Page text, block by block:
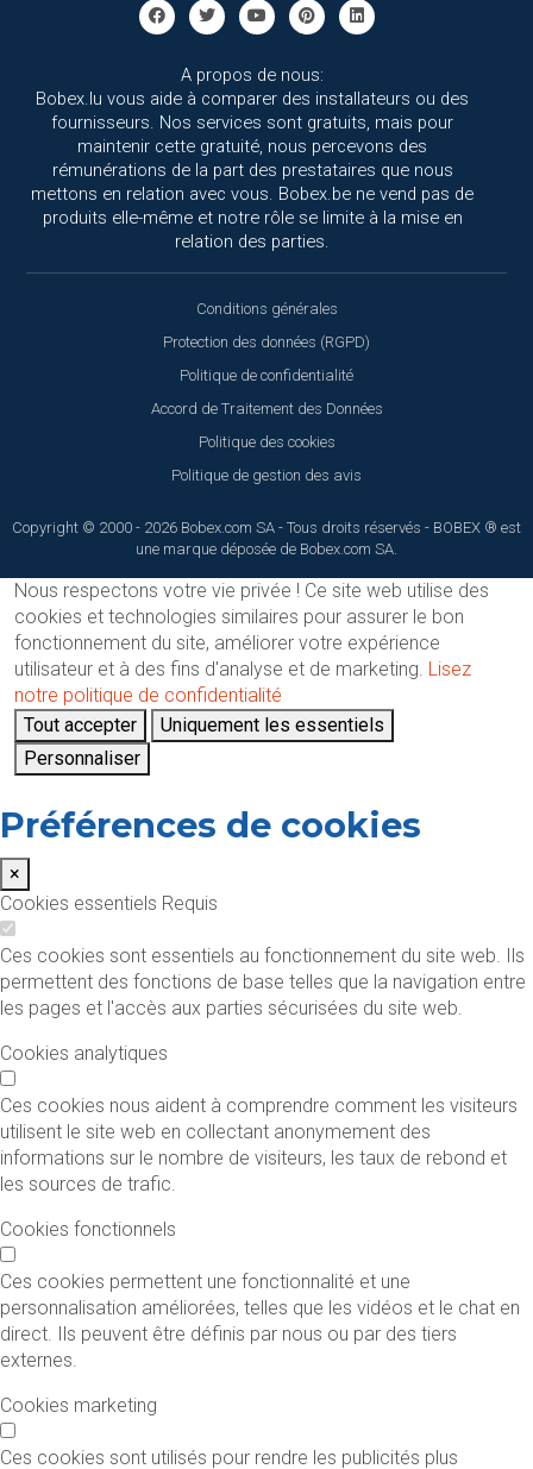
A propos de nous:
Bobex.lu vous aide à comparer des installateurs ou des
fournisseurs. Nos services sont gratuits, mais pour
maintenir cette gratuité, nous percevons des
rémunérations de la part des prestataires que nous
mettons en relation avec vous. Bobex.be ne vend pas de
produits elle-même et notre rôle se limite à la mise en
relation des parties.
Conditions générales
Protection des données (RGPD)
Politique de confidentialité
Accord de Traitement des Données
Politique des cookies
Politique de gestion des avis
Copyright © 2000 - 2026 Bobex.com SA - Tous droits réservés - BOBEX ® est
une marque déposée de Bobex.com SA.
Nous respectons votre vie privée ! Ce site web utilise des
cookies et technologies similaires pour assurer le bon
fonctionnement du site, améliorer votre expérience
utilisateur et à des fins d'analyse et de marketing. Lisez
notre politique de confidentialité
Tout accepter
Uniquement les essentiels
Personnaliser
Préférences de cookies
×
Cookies essentiels Requis
Ces cookies sont essentiels au fonctionnement du site web. Ils
permettent des fonctions de base telles que la navigation entre
les pages et l'accès aux parties sécurisées du site web.
Cookies analytiques
Ces cookies nous aident à comprendre comment les visiteurs
utilisent le site web en collectant anonymement des
informations sur le nombre de visiteurs, les taux de rebond et
les sources de trafic.
Cookies fonctionnels
Ces cookies permettent une fonctionnalité et une
personnalisation améliorées, telles que les vidéos et le chat en
direct. Ils peuvent être définis par nous ou par des tiers
externes.
Cookies marketing
Ces cookies sont utilisés pour rendre les publicités plus